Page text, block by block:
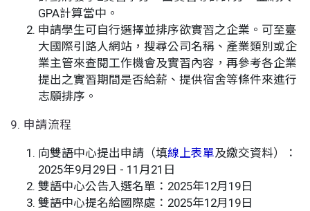
GPA計算當中。
申請學生可自行選擇並排序欲實習之企業。可至臺
大國際引路人網站，搜尋公司名稱、產業類別或企
業主管來查閱工作機會及實習內容，再參考各企業
提出之實習期間是否給薪、提供宿舍等條件來進行
志願排序。
9. 申請流程
向雙語中心提出申請（填線上表單及繳交資料）：
2025年9月29日 - 11月21日
雙語中心公告入選名單：2025年12月19日
雙語中心提名給國際處：2025年12月19日